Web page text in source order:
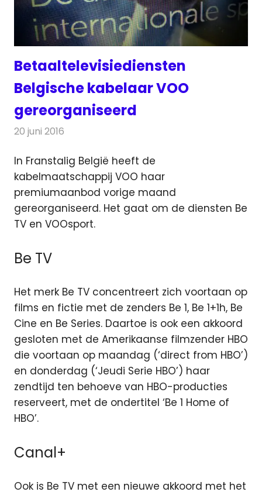
Betaaltelevisiediensten
Belgische kabelaar VOO
gereorganiseerd
20 juni 2016
In Franstalig België heeft de
kabelmaatschappij VOO haar
premiumaanbod vorige maand
gereorganiseerd. Het gaat om de diensten Be
TV en VOOsport.
Be TV
Het merk Be TV concentreert zich voortaan op
films en fictie met de zenders Be 1, Be 1+1h, Be
Cine en Be Series. Daartoe is ook een akkoord
gesloten met de Amerikaanse filmzender HBO
die voortaan op maandag (‘direct from HBO’)
en donderdag (‘Jeudi Serie HBO’) haar
zendtijd ten behoeve van HBO-producties
reserveert, met de ondertitel ‘Be 1 Home of
HBO’.
Canal+
Ook is Be TV met een nieuwe akkoord met het